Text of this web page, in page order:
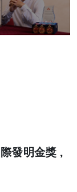
發明金獎 ,